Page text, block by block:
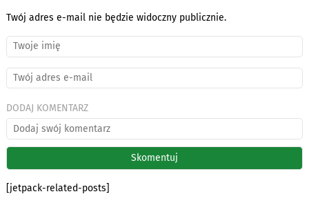
Twój adres e-mail nie będzie widoczny publicznie.
DODAJ KOMENTARZ
[jetpack-related-posts]